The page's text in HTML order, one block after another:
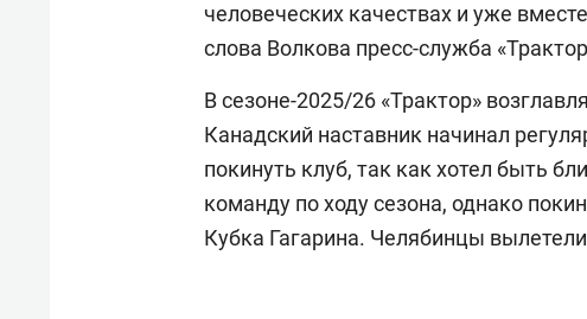
человеческих качествах и уже
слова Волкова пресс-служба
В сезоне-2025/26 «Трактор»
Канадский наставник начинал
покинуть клуб, так как хотел быть
команду по ходу сезона, однако
Кубка Гагарина. Челябинцы